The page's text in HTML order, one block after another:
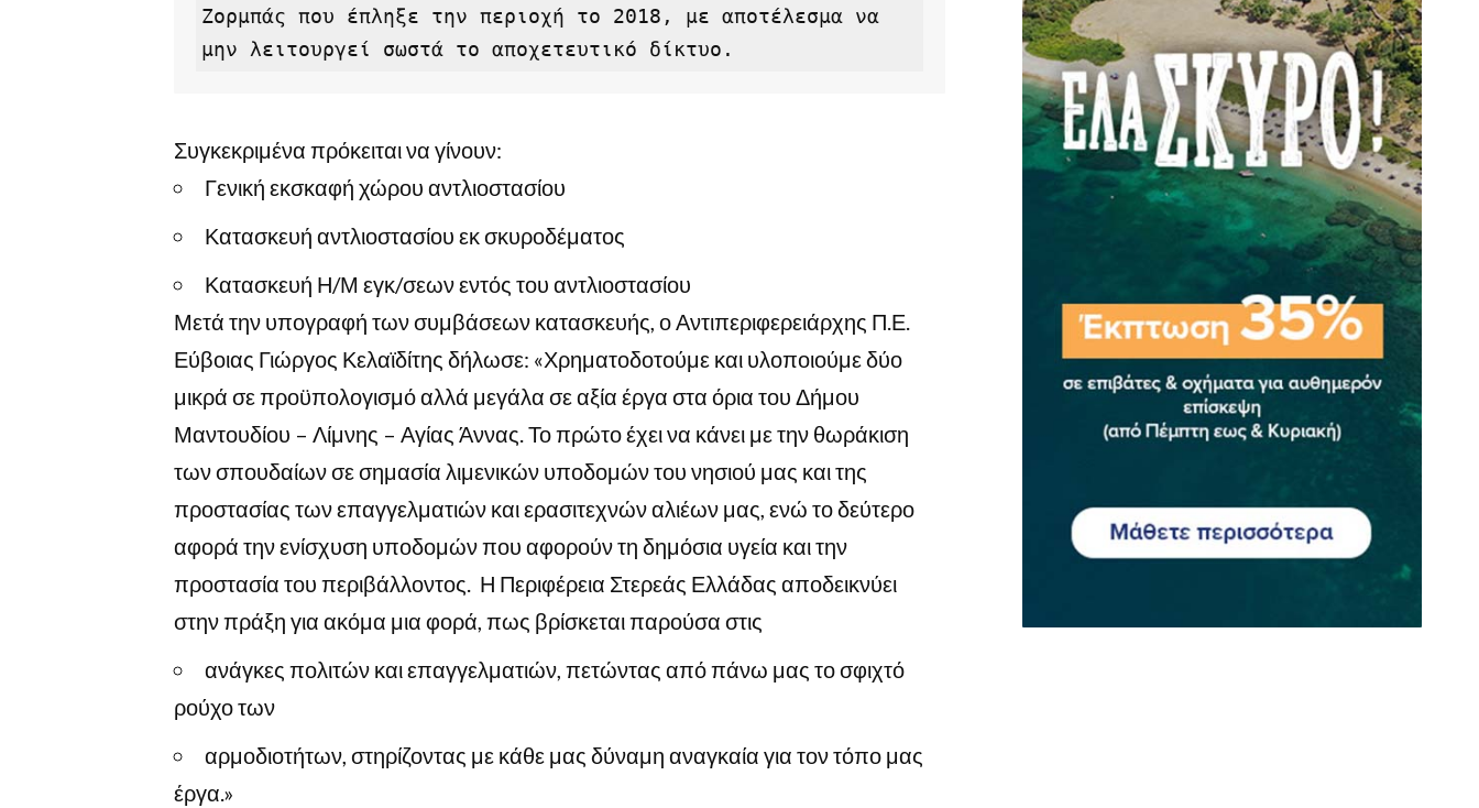
Ζορμπάς που έπληξε την περιοχή το 2018, με αποτέλεσμα να
μην λειτουργεί σωστά το αποχετευτικό δίκτυο.
Συγκεκριμένα πρόκειται να γίνουν:
Γενική εκσκαφή χώρου αντλιοστασίου
Κατασκευή αντλιοστασίου εκ σκυροδέματος
Κατασκευή Η/Μ εγκ/σεων εντός του αντλιοστασίου
Μετά την υπογραφή των συμβάσεων κατασκευής, ο Αντιπεριφερειάρχης Π.Ε.
Εύβοιας Γιώργος Κελαϊδίτης δήλωσε: «Χρηματοδοτούμε και υλοποιούμε δύο
μικρά σε προϋπολογισμό αλλά μεγάλα σε αξία έργα στα όρια του Δήμου
Μαντουδίου – Λίμνης – Αγίας Άννας. Το πρώτο έχει να κάνει με την θωράκιση
των σπουδαίων σε σημασία λιμενικών υποδομών του νησιού μας και της
προστασίας των επαγγελματιών και ερασιτεχνών αλιέων μας, ενώ το δεύτερο
αφορά την ενίσχυση υποδομών που αφορούν τη δημόσια υγεία και την
προστασία του περιβάλλοντος. Η Περιφέρεια Στερεάς Ελλάδας αποδεικνύει
στην πράξη για ακόμα μια φορά, πως βρίσκεται παρούσα στις
ανάγκες πολιτών και επαγγελματιών, πετώντας από πάνω μας το σφιχτό
ρούχο των
αρμοδιοτήτων, στηρίζοντας με κάθε μας δύναμη αναγκαία για τον τόπο μας
έργα.»